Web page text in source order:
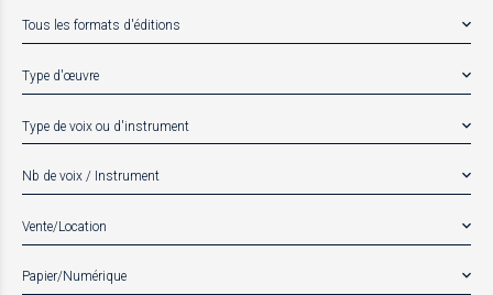
Tous les formats d'éditions
Type d'œuvre
Type de voix ou d'instrument
Nb de voix / Instrument
Vente/Location
Papier/Numérique